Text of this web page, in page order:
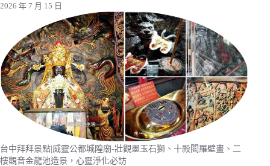
2026 年 7 月 15 日
台中拜拜景點|威靈公都城隍廟-壯觀墨玉石獅、十殿閻羅壁畫、二
樓觀音金龍池造景，心靈淨化必訪